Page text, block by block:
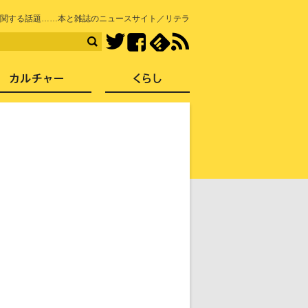
する話題……本と雑誌のニュースサイト／リテラ
TwitterFacebook
社会